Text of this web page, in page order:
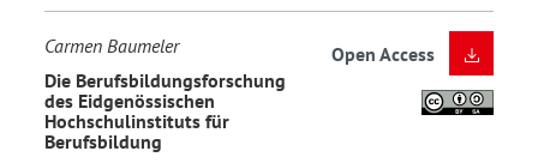
Carmen Baumeler
Die Berufsbildungsforschung
des Eidgenössischen
Hochschulinstituts für
Berufsbildung
Open Access